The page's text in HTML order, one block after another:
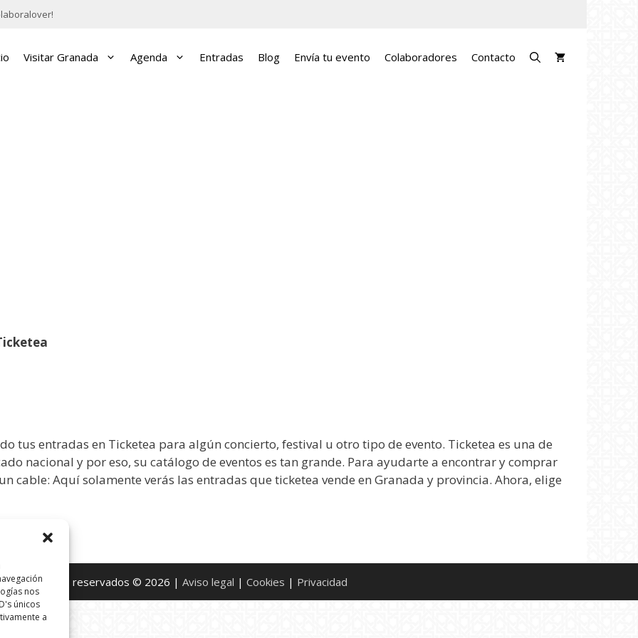
nos
únicos
a
Visitar Granada Agenda Entradas Blog Envía tu evento Colaboradores Contacto
tus entradas en Ticketea para algún concierto, festival u otro tipo de evento. Ticketea es una de
nacional y por eso, su catálogo de eventos es tan grande. Para ayudarte a encontrar y comprar
cable: Aquí solamente verás las entradas que ticketea vende en Granada y provincia. Ahora, elige
los derechos reservados © 2026 | Aviso legal | Cookies | Privacidad